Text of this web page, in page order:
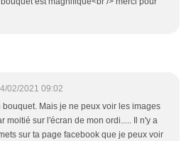
02/2021 09:02
bouquet. Mais je ne peux voir les images
moitié sur l'écran de mon ordi..... Il n'y a
sur ta page facebook que je peux voir